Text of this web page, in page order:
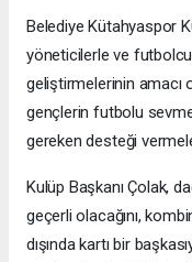
Belediye Kütahyaspor
yöneticilerle ve
geliştirmelerinin amacı
gençlerin futbolu
gereken desteği
Kulüp Başkanı Çolak,
geçerli olacağını,
dışında kartı bir